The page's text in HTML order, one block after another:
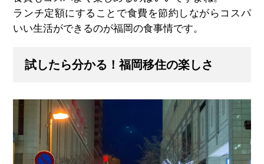
ランチ定額にすることで食費を節約しながらコスパ
いい生活ができるのが福岡の食事情です。
試したら分かる！福岡移住の楽しさ